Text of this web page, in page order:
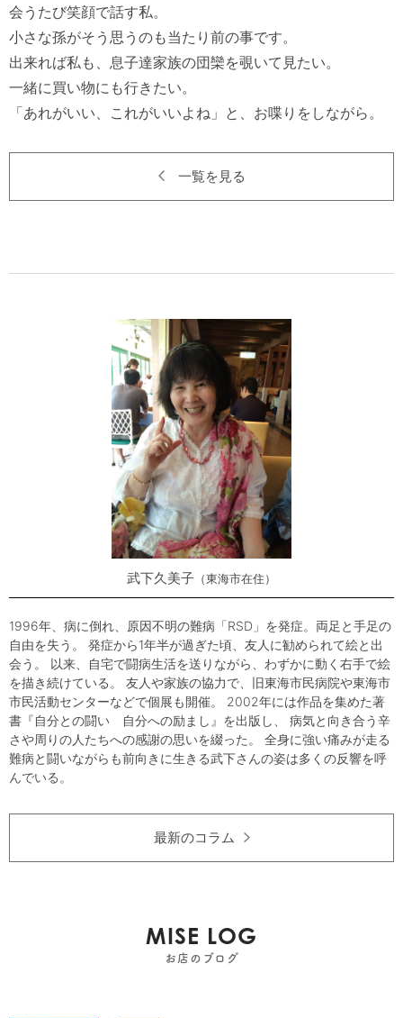
会うたび笑顔で話す私。
小さな孫がそう思うのも当たり前の事です。
出来れば私も、息子達家族の団欒を覗いて見たい。
一緒に買い物にも行きたい。
一覧を見る
武下久美子 東海市在住
1996年、病に倒れ、原因不明の難病「RSD」を発症。両足と手足の
自由を失う。 発症から1年半が過ぎた頃、友人に勧められて絵と出
会う。 以来、自宅で闘病生活を送りながら、わずかに動く右手で絵
を描き続けている。 友人や家族の協力で、旧東海市民病院や東海市
市民活動センターなどで個展も開催。 2002年には作品を集めた著
書『自分との闘い 自分への励まし』を出版し、 病気と向き合う辛
さや周りの人たちへの感謝の思いを綴った。 全身に強い痛みが走る
難病と闘いながらも前向きに生きる武下さんの姿は多くの反響を呼
んでいる。
最新のコラム
MISE LOG
お店のブログ